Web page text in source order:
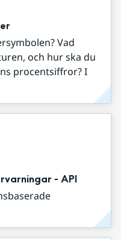
Vad
och hur ska du
procentsiffror? I
- API